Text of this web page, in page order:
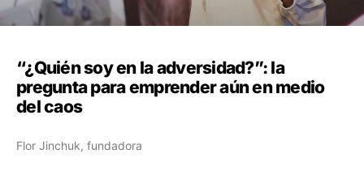
“¿Quién soy en la adversidad?”: la
pregunta para emprender aún en medio
del caos
Flor Jinchuk, fundadora